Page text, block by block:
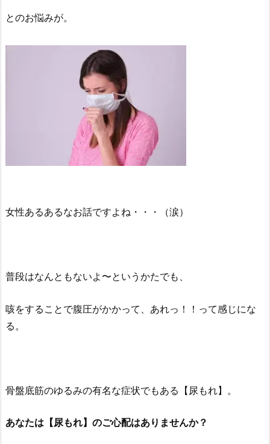
とのお悩みが。
女性あるあるなお話ですよね・・・（涙）
普段はなんともないよ〜というかたでも、
咳をすることで腹圧がかかって、あれっ！！って感じにな
る。
骨盤底筋のゆるみの有名な症状でもある【尿もれ】。
あなたは【尿もれ】のご心配はありませんか？